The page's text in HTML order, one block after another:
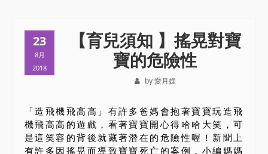
23
8月
2018
【育兒須知 】搖晃對寶
寶的危險性
by 愛月嫂
「造飛機飛高高」有許多爸媽會抱著寶寶玩造飛
機飛高高的遊戲，看著寶寶開心得哈哈大笑，可
是這笑容的背後就藏著潛在的危險性喔！新聞上
有許多因搖晃而導致寶寶死亡的案例，小編媽媽